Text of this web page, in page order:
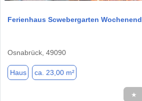
Ferienhaus Scwebergarten Wochenend
Osnabrück, 49090
Haus ca. 23,00 m²
★